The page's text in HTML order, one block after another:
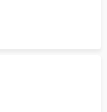
на память и цепи
подключение и